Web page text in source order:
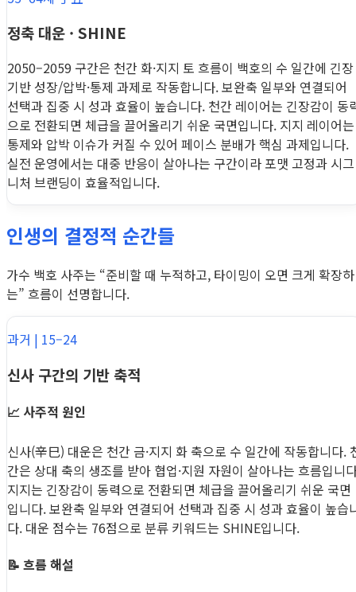
정축 대운 · SHINE
2050–2059 구간은 천간 화·지지 토 흐름이 백호의 수 일간에 긴장
기반 성장/압박·통제 과제로 작동합니다. 보완축 일부와 연결되어
선택과 집중 시 성과 효율이 높습니다. 천간 레이어는 긴장감이 동
으로 전환되면 체급을 끌어올리기 쉬운 국면입니다. 지지 레이어는
통제와 압박 이슈가 커질 수 있어 페이스 분배가 핵심 과제입니다.
실전 운영에서는 대중 반응이 살아나는 구간이라 포맷 고정과 시그
니처 브랜딩이 효율적입니다.
인생의 결정적 순간들
가수 백호 사주는 “준비할 때 누적하고, 타이밍이 오면 크게 확장하
는” 흐름이 선명합니다.
과거 | 15–24
신사 구간의 기반 축적
📈 사주적 원인
신사(辛巳) 대운은 천간 금·지지 화 축으로 수 일간에 작동합니다.
간은 상대 축의 생조를 받아 협업·지원 자원이 살아나는 흐름입니
지지는 긴장감이 동력으로 전환되면 체급을 끌어올리기 쉬운 국면
입니다. 보완축 일부와 연결되어 선택과 집중 시 성과 효율이 높습
다. 대운 점수는 76점으로 분류 키워드는 SHINE입니다.
📝 흐름 해설